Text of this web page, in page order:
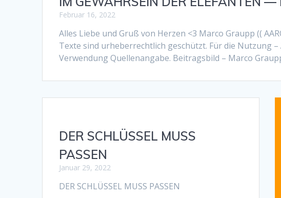
Februar 16, 2022
Alles Liebe und Gruß von Herzen <3 Marco Graupp ((
Texte sind urheberrechtlich geschützt. Für die Nutzung
Verwendung Quellenangabe. Beitragsbild – Marco
DER SCHLÜSSEL MUSS
PASSEN
Januar 29, 2022
DER SCHLÜSSEL MUSS PASSEN